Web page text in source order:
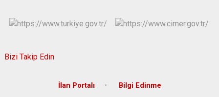
Bizi Takip Edin
İlan Portalı Bilgi Edinme